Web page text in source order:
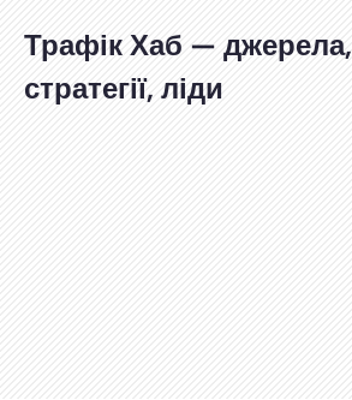
вмісту
Трафік Хаб — джерела,
стратегії, ліди